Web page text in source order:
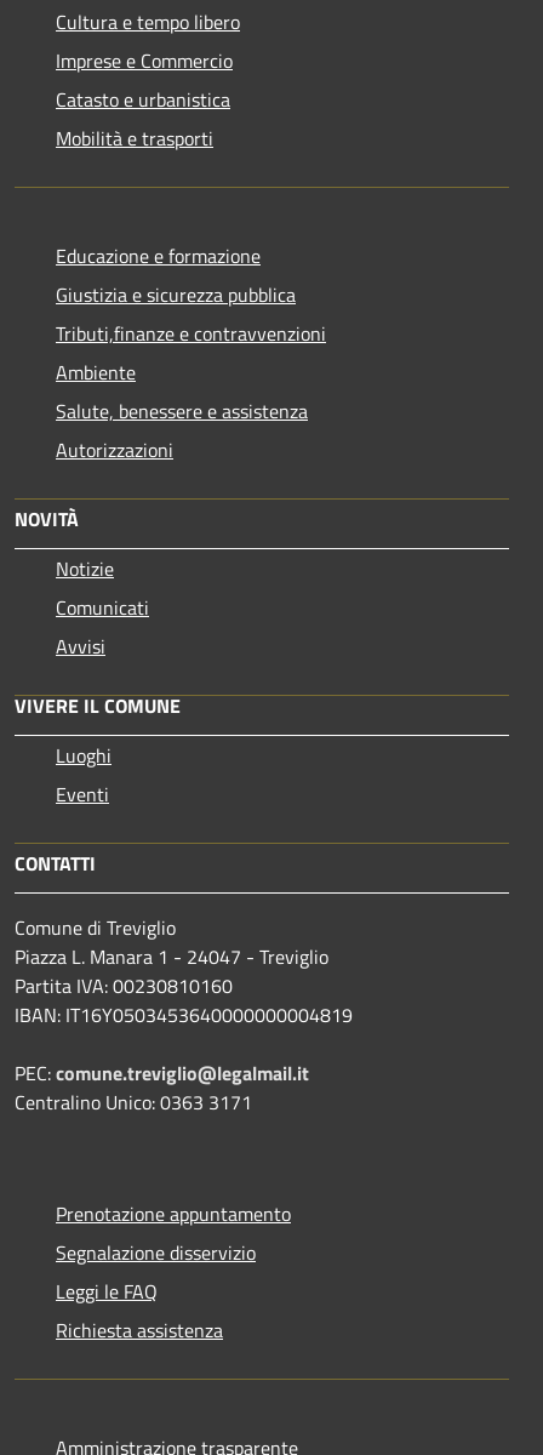
Cultura e tempo libero
Imprese e Commercio
Catasto e urbanistica
Mobilità e trasporti
Educazione e formazione
Giustizia e sicurezza pubblica
Tributi,finanze e contravvenzioni
Ambiente
Salute, benessere e assistenza
Autorizzazioni
NOVITÀ
Notizie
Comunicati
Avvisi
VIVERE IL COMUNE
Luoghi
Eventi
CONTATTI
Comune di Treviglio
Piazza L. Manara 1 - 24047 - Treviglio
Partita IVA: 00230810160
IBAN: IT16Y0503453640000000004819
PEC:comune.treviglio@legalmail.it
Centralino Unico: 0363 3171
Prenotazione appuntamento
Segnalazione disservizio
Leggi le FAQ
Richiesta assistenza
Amministrazione trasparente